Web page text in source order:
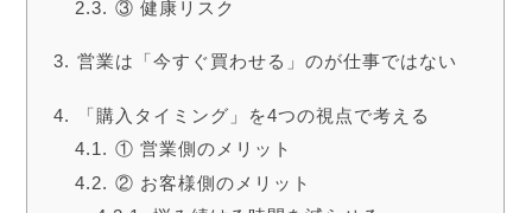
③ 健康リスク
営業は「今すぐ買わせる」のが仕事ではない
「購入タイミング」を4つの視点で考える
① 営業側のメリット
② お客様側のメリット